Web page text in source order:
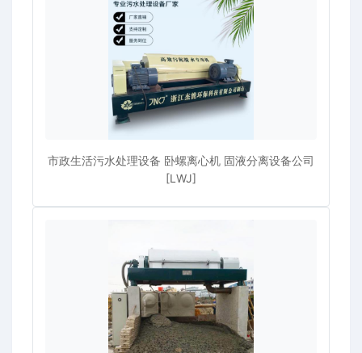
市政生活污水处理设备 卧螺离心机 固液分离设备公司
[LWJ]